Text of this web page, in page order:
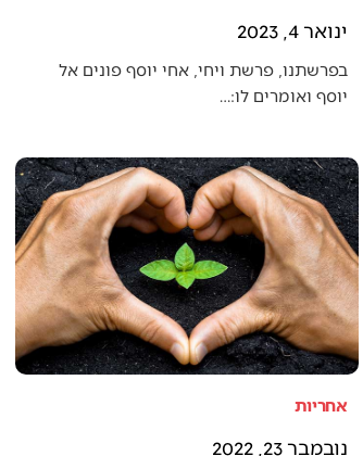
ינואר 4, 2023
בפרשתנו, פרשת ויחי, אחי יוסף פונים אל
יוסף ואומרים לו:…
אחריות
נובמבר 23, 2022